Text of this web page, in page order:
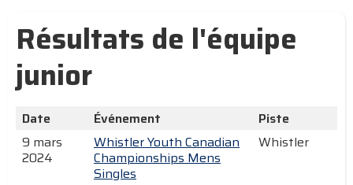
Résultats de l'équipe
junior
Date Événement
Piste
9 mars
2024
Whistler Youth Canadian
Championships Mens
Singles
Whistler